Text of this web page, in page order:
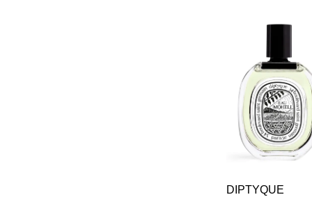
DIPTYQUE